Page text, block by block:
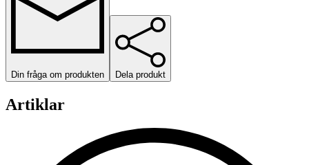
Din fråga om produkten Dela produkt
Artiklar